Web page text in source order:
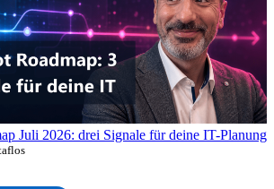
Juli 2026: drei Signale für deine IT-Planung